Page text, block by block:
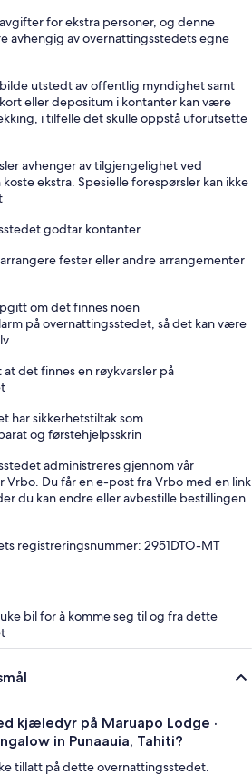
for ekstra personer, og denne
avhengig av overnattingsstedets egne
utstedt av offentlig myndighet samt
eller depositum i kontanter kan være
i tilfelle det skulle oppstå uforutsette
avhenger av tilgjengelighet ved
ekstra. Spesielle forespørsler kan ikke
godtar kontanter
fester eller andre arrangementer
om det finnes noen
på overnattingsstedet, så det kan være
det finnes en røykvarsler på
har sikkerhetstiltak som
og førstehjelpsskrin
administreres gjennom vår
Vrbo. Du får en e-post fra Vrbo med en link
du kan endre eller avbestille bestillingen
registreringsnummer: 2951DTO-MT
bil for å komme seg til og fra dette
kjæledyr på Maruapo Lodge ·
in Punaauia, Tahiti?
tillatt på dette overnattingsstedet.